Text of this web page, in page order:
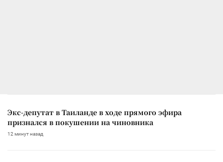
Экс-депутат в Таиланде в ходе прямого эфира
признался в покушении на чиновника
12 минут назад